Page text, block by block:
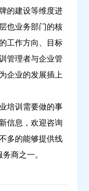
的建设等维度进
也业务部门的核
工作方向、目标
管理者与企业管
企业的发展插上
培训需要做的事
信息，欢迎咨询
多的能够提供线
商之一。